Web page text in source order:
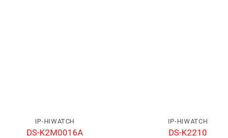
IP-HIWATCH
DS-K2M0016A
IP-HIWATCH
DS-K2210